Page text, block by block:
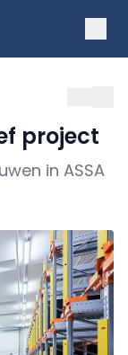
project
in ASSA